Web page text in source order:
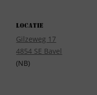
Locatie
Gilzeweg 17
4854 SE Bavel
(NB)